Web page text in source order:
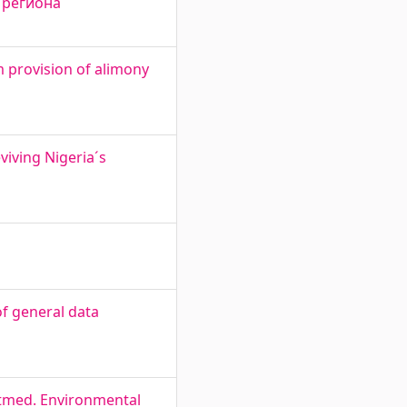
provision of alimony
Nigeria´s
general data
Environmental